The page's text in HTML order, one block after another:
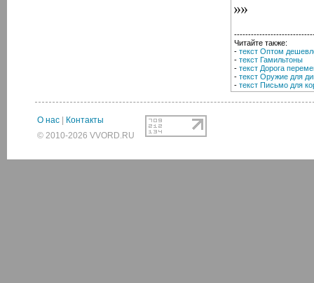
Читайте также:
- текст Оптом
- текст Гамильтоны
- текст Дорога
- текст Оружие для
- текст Письмо для
О нас
Контакты
© 2010-2026 VVORD.RU